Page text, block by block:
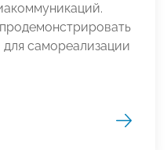
самореализации